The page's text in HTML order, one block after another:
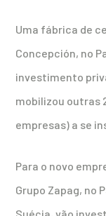
Uma fábrica de
Concepción, no
investimento
mobilizou outras
empresas) a se
Para o novo
Grupo Zapag, no
Suécia, vão